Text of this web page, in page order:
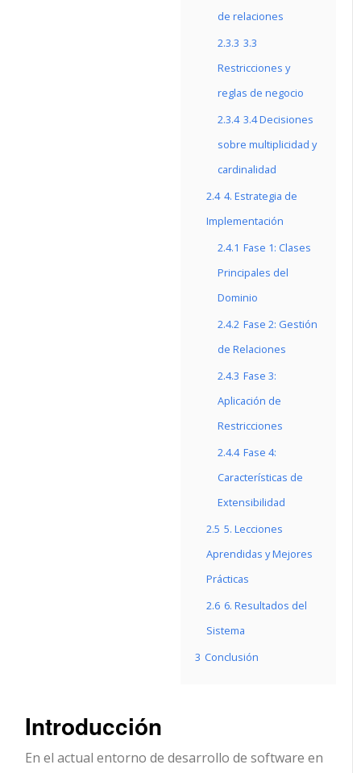
de relaciones
2.3.3 3.3
Restricciones y
reglas de negocio
2.3.4 3.4 Decisiones
sobre multiplicidad y
cardinalidad
2.4 4. Estrategia de
Implementación
2.4.1 Fase 1: Clases
Principales del
Dominio
2.4.2 Fase 2: Gestión
de Relaciones
2.4.3 Fase 3:
Aplicación de
Restricciones
2.4.4 Fase 4:
Características de
Extensibilidad
2.5 5. Lecciones
Aprendidas y Mejores
Prácticas
2.6 6. Resultados del
Sistema
3 Conclusión
Introducción
En el actual entorno de desarrollo de software en